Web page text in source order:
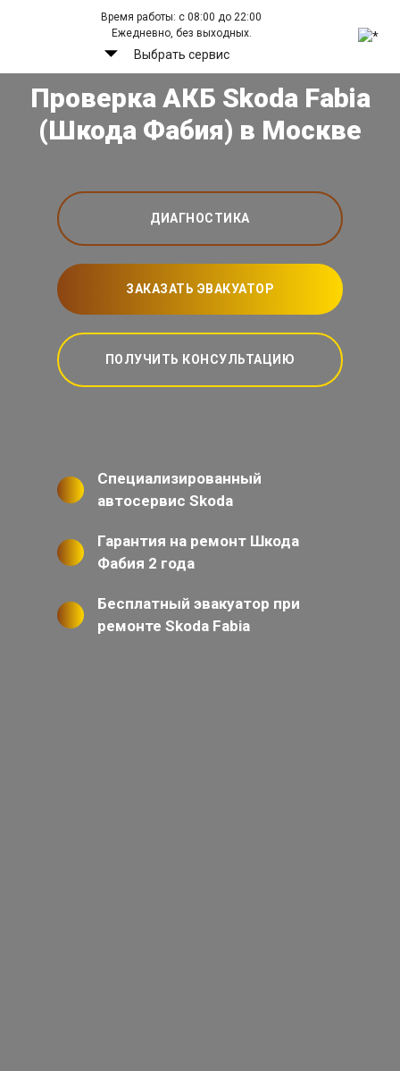
Время работы: с 08:00 до 22:00
Ежедневно, без выходных.
Выбрать сервис
Проверка АКБ Skoda Fabia
(Шкода Фабия) в Москве
ДИАГНОСТИКА
ЗАКАЗАТЬ ЭВАКУАТОР
ПОЛУЧИТЬ КОНСУЛЬТАЦИЮ
Специализированный
автосервис Skoda
Гарантия на ремонт Шкода
Фабия 2 года
Бесплатный эвакуатор при
ремонте Skoda Fabia